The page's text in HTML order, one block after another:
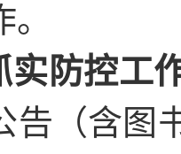
实防控工
告（含图